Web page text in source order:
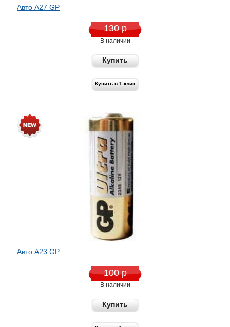
Авто A27 GP
130 р
В наличии
Купить
Купить в 1 клик
Авто A23 GP
100 р
В наличии
Купить